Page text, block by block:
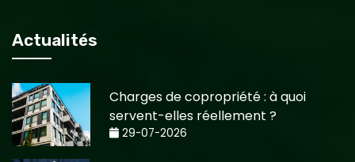
Actualités
Charges de copropriété : à quoi
servent-elles réellement ?
29-07-2026